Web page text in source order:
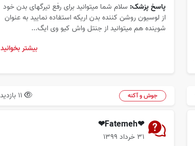
پاسخ پزشک: سلام شما میتوانید برای رفع تیرگهای بدن خود
از لوسیون روشن کننده بدن اریکه استفاده نمایید به عنوان
شوینده هم میتوانید از جنتل واش کیو وی ایگ...
بیشتر بخوانید
جوش و آکنه
❤Fatemeh❤
۳۱ خرداد ۱۳۹۹